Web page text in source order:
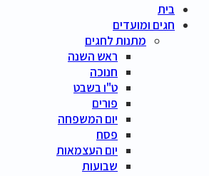
בית
חגים ומועדים
מתנות לחגים
ראש השנה
חנוכה
ט"ו בשבט
פורים
יום המשפחה
פסח
יום העצמאות
שבועות